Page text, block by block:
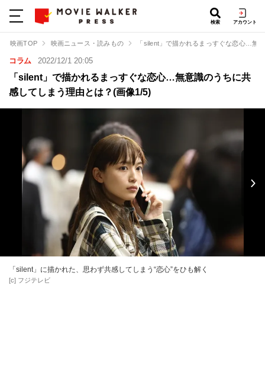
検索 アカウント
映画TOP 映画ニュース・読みもの 「silent」で描かれるまっすぐな恋心…無
コラム 2022/12/1 20:05
「silent」で描かれるまっすぐな恋心…無意識のうちに共
感してしまう理由とは？(画像1/5)
「silent」に描かれた、思わず共感してしまう“恋心”をひも解く
[c] フジテレビ